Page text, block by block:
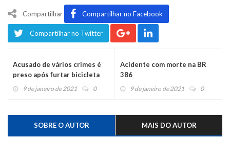
Compartilhar Compartilhar no Facebook
Compartilhar no Twitter
Acusado de vários crimes é
preso após furtar bicicleta
para trocar por crack
9 de janeiro de 2021 0
Acidente com morte na BR
386
9 de janeiro de 2021 0
SOBRE O AUTOR MAIS DO AUTOR